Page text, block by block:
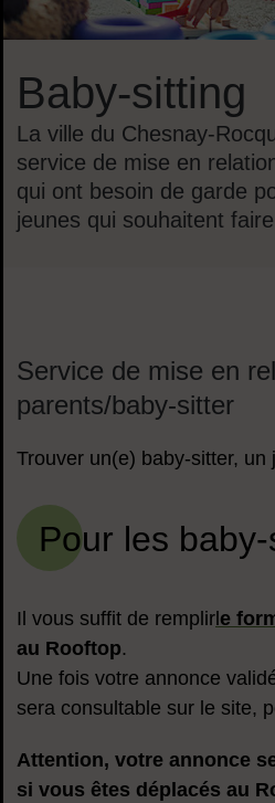
Baby-sitting
La ville du Chesnay-
service de mise en
qui ont besoin de garde
jeunes qui souhaitent
Service de mise en
parents/baby-sitter
Trouver un(e) baby-sitter, un
Pour les
Il vous suffit de remplir e
au Rooftop.
Une fois votre annonce
sera consultable sur le site,
Attention, votre annonce
si vous êtes déplacés au